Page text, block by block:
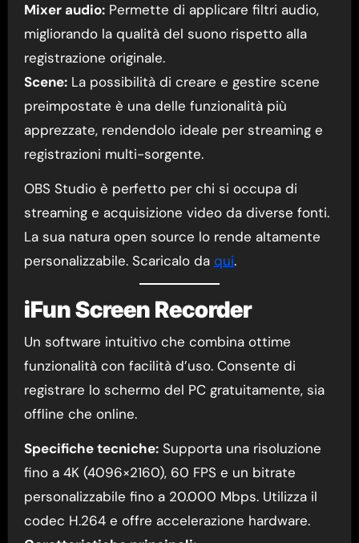
Mixer audio:Permette di applicare filtri audio,
migliorando la qualità del suono rispetto alla
registrazione originale.
Scene:La possibilità di creare e gestire scene
preimpostate è una delle funzionalità più
apprezzate, rendendolo ideale per streaming e
registrazioni multi-sorgente.
OBS Studio è perfetto per chi si occupa di
streaming e acquisizione video da diverse fonti.
La sua natura open source lo rende altamente
personalizzabile. Scaricalo da qui.
iFun Screen Recorder
Un software intuitivo che combina ottime
funzionalità con facilità d’uso. Consente di
registrare lo schermo del PC gratuitamente, sia
offline che online.
Specifiche tecniche:Supporta una risoluzione
fino a 4K (4096×2160), 60 FPS e un bitrate
personalizzabile fino a 20.000 Mbps. Utilizza il
codec H.264 e offre accelerazione hardware.